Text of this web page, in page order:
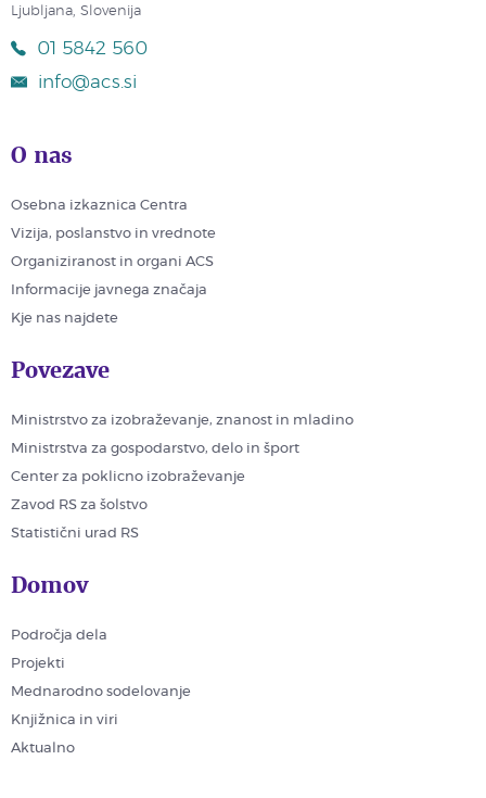
Ljubljana, Slovenija
01 5842 560
info@acs.si
O nas
Osebna izkaznica Centra
Vizija, poslanstvo in vrednote
Organiziranost in organi ACS
Informacije javnega značaja
Kje nas najdete
Povezave
Ministrstvo za izobraževanje, znanost in mladino
Ministrstva za gospodarstvo, delo in šport
Center za poklicno izobraževanje
Zavod RS za šolstvo
Statistični urad RS
Domov
Področja dela
Projekti
Mednarodno sodelovanje
Knjižnica in viri
Aktualno